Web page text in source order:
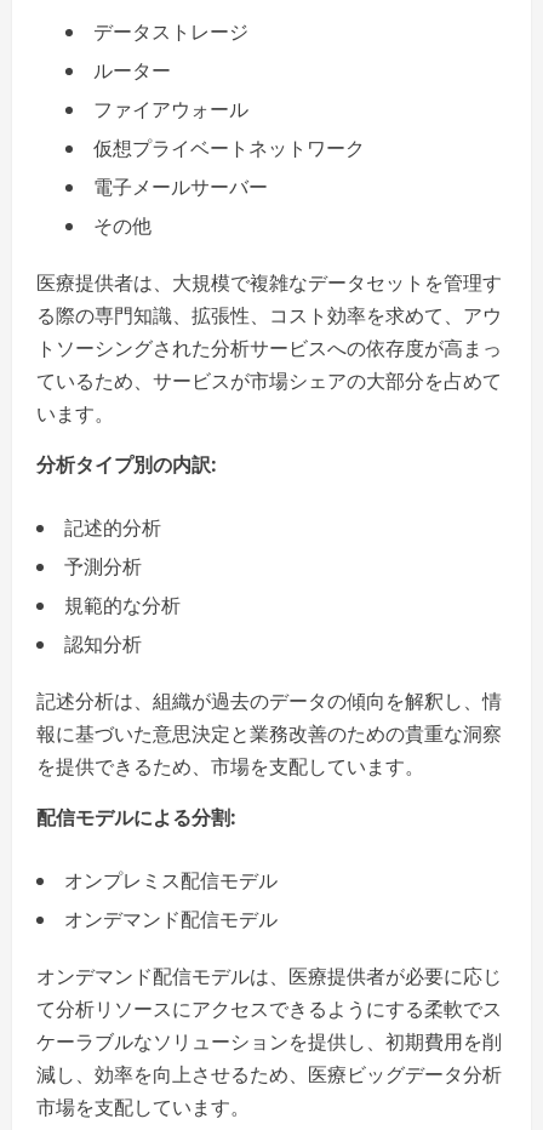
データストレージ
ルーター
ファイアウォール
仮想プライベートネットワーク
電子メールサーバー
その他
医療提供者は、大規模で複雑なデータセットを管理す
る際の専門知識、拡張性、コスト効率を求めて、アウ
トソーシングされた分析サービスへの依存度が高まっ
ているため、サービスが市場シェアの大部分を占めて
います。
分析タイプ別の内訳:
記述的分析
予測分析
規範的な分析
認知分析
記述分析は、組織が過去のデータの傾向を解釈し、情
報に基づいた意思決定と業務改善のための貴重な洞察
を提供できるため、市場を支配しています。
配信モデルによる分割:
オンプレミス配信モデル
オンデマンド配信モデル
オンデマンド配信モデルは、医療提供者が必要に応じ
て分析リソースにアクセスできるようにする柔軟でス
ケーラブルなソリューションを提供し、初期費用を削
減し、効率を向上させるため、医療ビッグデータ分析
市場を支配しています。